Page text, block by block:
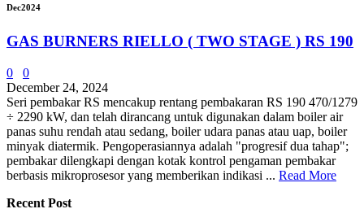
Dec2024
GAS BURNERS RIELLO ( TWO STAGE ) RS 190
0
0
December 24, 2024
Seri pembakar RS mencakup rentang pembakaran RS 190 470/1279
÷ 2290 kW, dan telah dirancang untuk digunakan dalam boiler air
panas suhu rendah atau sedang, boiler udara panas atau uap, boiler
minyak diatermik. Pengoperasiannya adalah "progresif dua tahap";
pembakar dilengkapi dengan kotak kontrol pengaman pembakar
berbasis mikroprosesor yang memberikan indikasi ... Read More
Recent Post